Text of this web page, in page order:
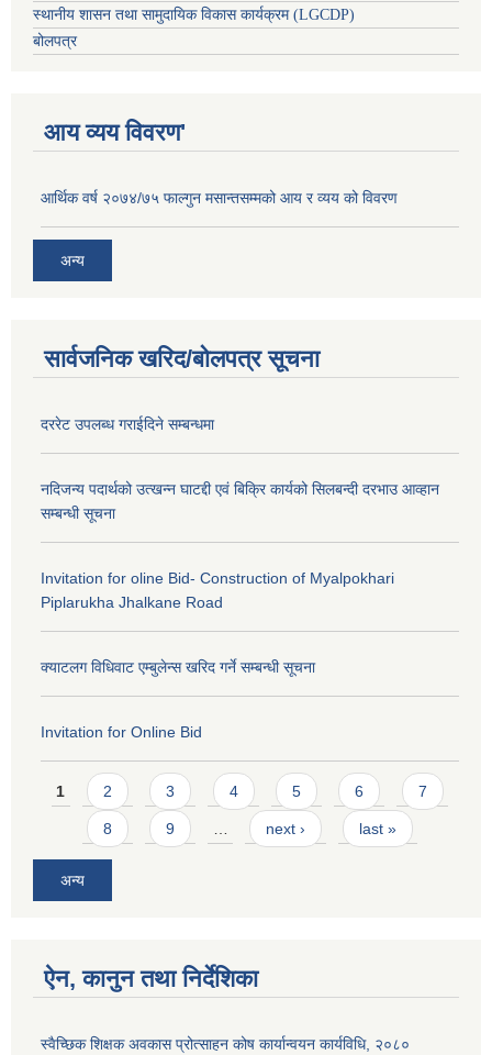
स्थानीय शासन तथा सामुदायिक विकास कार्यक्रम (LGCDP)
बोलपत्र
आय व्यय विवरण'
आर्थिक वर्ष २०७४/७५ फाल्गुन मसान्तसम्मको आय र व्यय को विवरण
अन्य
सार्वजनिक खरिद/बोलपत्र सूचना
दररेट उपलब्ध गराईदिने सम्बन्धमा
नदिजन्य पदार्थको उत्खन्न घाटद्दी एवं बिक्रि कार्यको सिलबन्दी दरभाउ आव्हान
सम्बन्धी सूचना
Invitation for oline Bid- Construction of Myalpokhari
Piplarukha Jhalkane Road
क्याटलग विधिवाट एम्बुलेन्स खरिद गर्ने सम्बन्धी सूचना
Invitation for Online Bid
Pages
1 2 3 4 5 6 7
8 9 … next › last »
अन्य
ऐन, कानुन तथा निर्देशिका
स्वैच्छिक शिक्षक अवकास प्रोत्साहन कोष कार्यान्वयन कार्यविधि, २०८०